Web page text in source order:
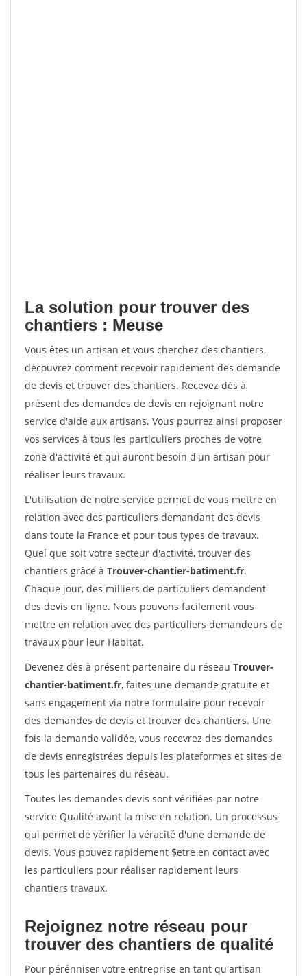
La solution pour trouver des
chantiers : Meuse
Vous êtes un artisan et vous cherchez des chantiers,
découvrez comment recevoir rapidement des demande
de devis et trouver des chantiers. Recevez dès à
présent des demandes de devis en rejoignant notre
service d'aide aux artisans. Vous pourrez ainsi proposer
vos services à tous les particuliers proches de votre
zone d'activité et qui auront besoin d'un artisan pour
réaliser leurs travaux.
L'utilisation de notre service permet de vous mettre en
relation avec des particuliers demandant des devis
dans toute la France et pour tous types de travaux.
Quel que soit votre secteur d'activité, trouver des
chantiers grâce à Trouver-chantier-batiment.fr.
Chaque jour, des milliers de particuliers demandent
des devis en ligne. Nous pouvons facilement vous
mettre en relation avec des particuliers demandeurs de
travaux pour leur Habitat.
Devenez dès à présent partenaire du réseau Trouver-
chantier-batiment.fr, faites une demande gratuite et
sans engagement via notre formulaire pour recevoir
des demandes de devis et trouver des chantiers. Une
fois la demande validée, vous recevrez des demandes
de devis enregistrées depuis les plateformes et sites de
tous les partenaires du réseau.
Toutes les demandes devis sont vérifiées par notre
service Qualité avant la mise en relation. Un processus
qui permet de vérifier la véracité d'une demande de
devis. Vous pouvez rapidement $etre en contact avec
les particuliers pour réaliser rapidement leurs
chantiers travaux.
Rejoignez notre réseau pour
trouver des chantiers de qualité
Pour pérénniser votre entreprise en tant qu'artisan